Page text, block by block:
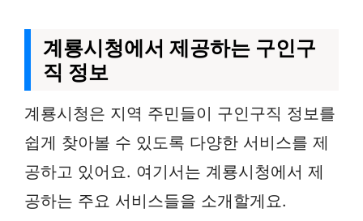
계룡시청에서 제공하는 구인구
직 정보
계룡시청은 지역 주민들이 구인구직 정보를
쉽게 찾아볼 수 있도록 다양한 서비스를 제
공하고 있어요. 여기서는 계룡시청에서 제
공하는 주요 서비스들을 소개할게요.